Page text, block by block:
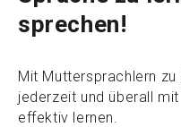
sprechen!
Mit Muttersprachlern
jederzeit und überall
effektiv lernen.